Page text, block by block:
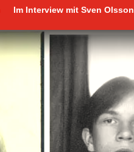
Im Interview mit Sven Olsson
Im Interview mit Sven Olsson